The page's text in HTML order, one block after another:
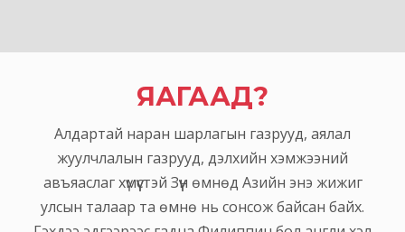
ЯАГААД?
Алдартай наран шарлагын газрууд, аялал
жуулчлалын газрууд, дэлхийн хэмжээний
авъяаслаг хүмүүстэй Зүүн өмнөд Азийн энэ жижиг
улсын талаар та өмнө нь сонсож байсан байх.